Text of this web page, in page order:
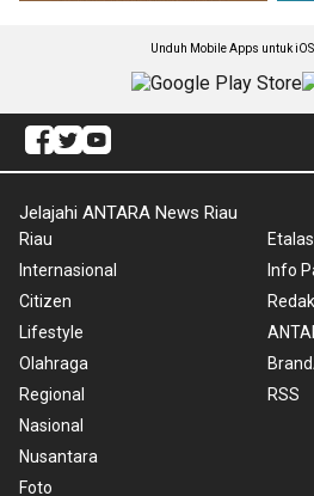
Unduh Mobile Apps untuk
Jelajahi ANTARA News Riau
Riau
Internasional
Citizen
Lifestyle
Olahraga
Regional
Nasional
Nusantara
Foto
Info
RSS